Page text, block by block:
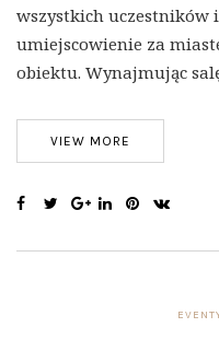
wszystkich uczestników
umiejscowienie za
obiektu. Wynajmując
VIEW MORE